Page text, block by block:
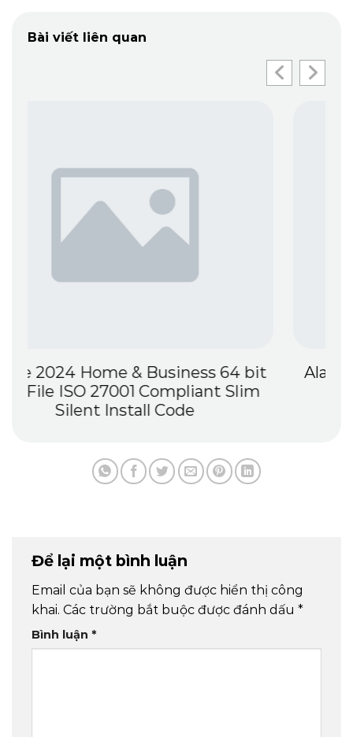
Bài viết liên quan
Alan Wake 2 Steam Rip Save Fix for
Desktop Multilingual Reddit
Để lại một bình luận
Email của bạn sẽ không được hiển thị công
khai. Các trường bắt buộc được đánh dấu *
Bình luận *